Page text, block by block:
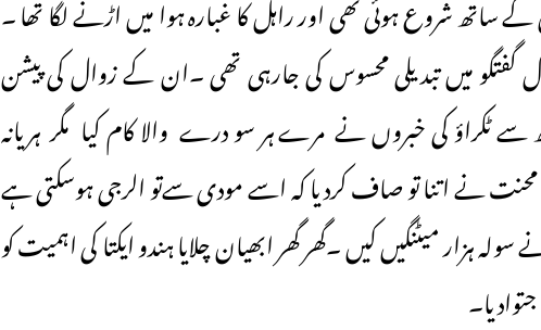
میں تبدیلی محسوس کی جارہی تھی ۔ان کے زوال کی پیشن
ٹکراؤ کی خبروں نے مرے ہر سو درے والا کام کیا مگر ہریانہ
نے اتنا تو صاف کردیا کہ اسے مودی سےتو الرجی ہوسکتی ہے
ہزار میٹنگیں کیں ۔گھر گھر ابھیان چلایا ہندو ایکتا کی اہمیت کو